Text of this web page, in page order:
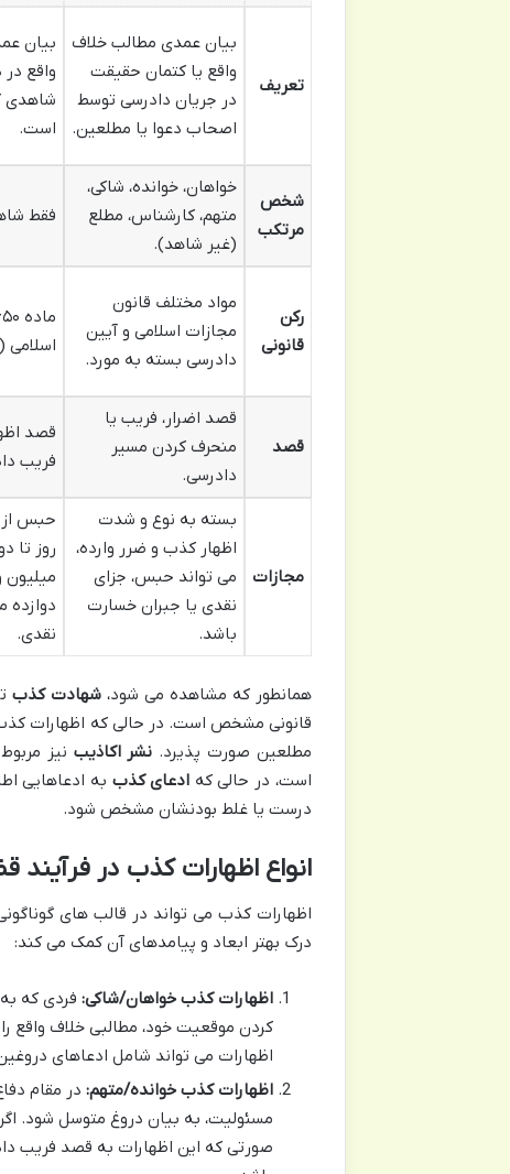
تعریف
بیان عمدی مطالب خلاف
واقع یا کتمان حقیقت
در جریان دادرسی توسط
اصحاب دعوا یا مطلعین.
بیان
واقع
شاهدی
است.
شخص
مرتکب
خواهان، خوانده، شاکی،
متهم، کارشناس، مطلع
(غیر شاهد).
فقط
رکن
قانونی
مواد مختلف قانون
مجازات اسلامی و آیین
دادرسی بسته به مورد.
اسلامی
قصد
قصد اضرار، فریب یا
منحرف کردن مسیر
دادرسی.
قصد
فریب
مجازات
بسته به نوع و شدت
اظهار کذب و ضرر وارده،
می تواند حبس، جزای
نقدی یا جبران خسارت
باشد.
حبس
روز تا
میلیون
دوازده
نقدی.
همانطور که مشاهده می شود، شهادت کذب
قانونی مشخص است. در حالی که اظهارات کذب
مطلعین صورت پذیرد. نشر اکاذیب نیز
است، در حالی که ادعای کذب به ادعاهایی
درست یا غلط بودنشان مشخص شود.
انواع اظهارات کذب در فرآیند
اظهارات کذب می تواند در قالب های
درک بهتر ابعاد و پیامدهای آن کمک می کند:
اظهارات کذب خواهان/شاکی: فردی که
کردن موقعیت خود، مطالبی خلاف واقع
اظهارات می تواند شامل ادعاهای
اظهارات کذب خوانده/متهم: در مقام
مسئولیت، به بیان دروغ متوسل شود.
صورتی که این اظهارات به قصد فریب